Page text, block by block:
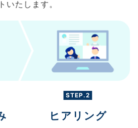
いたします。
STEP.2
ヒアリング